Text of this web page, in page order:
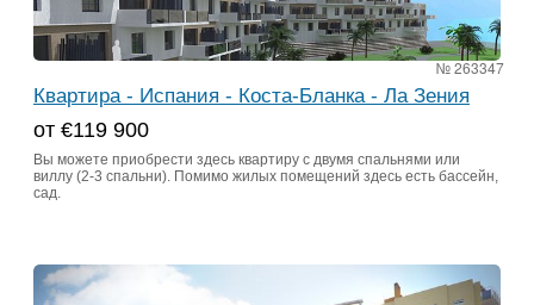
№ 263347
Квартира - Испания - Коста-Бланка - Ла Зения
от €119 900
Вы можете приобрести здесь квартиру с двумя спальнями или
виллу (2-3 спальни). Помимо жилых помещений здесь есть бассейн,
сад.